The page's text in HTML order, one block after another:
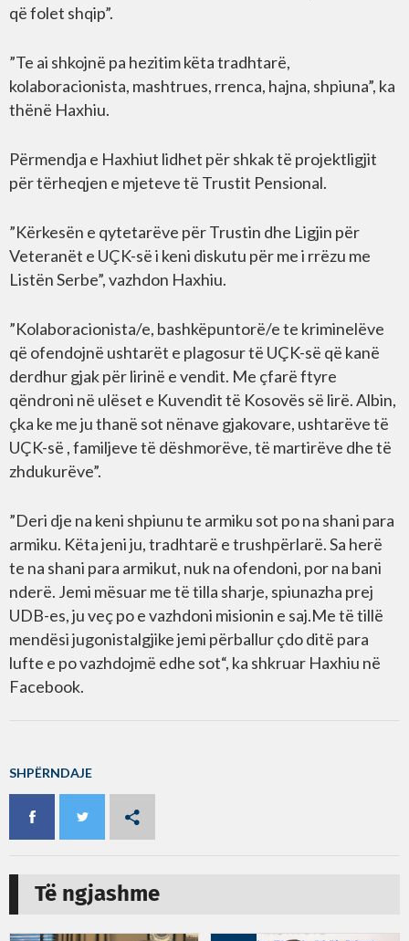
që folet shqip”.
”Te ai shkojnë pa hezitim këta tradhtarë,
kolaboracionista, mashtrues, rrenca, hajna, shpiuna”, ka
thënë Haxhiu.
Përmendja e Haxhiut lidhet për shkak të projektligjit
për tërheqjen e mjeteve të Trustit Pensional.
”Kërkesën e qytetarëve për Trustin dhe Ligjin për
Veteranët e UÇK-së i keni diskutu për me i rrëzu me
Listën Serbe”, vazhdon Haxhiu.
”Kolaboracionista/e, bashkëpuntorë/e te kriminelëve
që ofendojnë ushtarët e plagosur të UÇK-së që kanë
derdhur gjak për lirinë e vendit. Me çfarë ftyre
qëndroni në ulëset e Kuvendit të Kosovës së lirë. Albin,
çka ke me ju thanë sot nënave gjakovare, ushtarëve të
UÇK-së , familjeve të dëshmorëve, të martirëve dhe të
zhdukurëve”.
”Deri dje na keni shpiunu te armiku sot po na shani para
armiku. Këta jeni ju, tradhtarë e trushpërlarë. Sa herë
te na shani para armikut, nuk na ofendoni, por na bani
nderë. Jemi mësuar me të tilla sharje, spiunazha prej
UDB-es, ju veç po e vazhdoni misionin e saj.Me të tillë
mendësi jugonistalgjike jemi përballur çdo ditë para
lufte e po vazhdojmë edhe sot“, ka shkruar Haxhiu në
Facebook.
SHPËRNDAJE
Të ngjashme